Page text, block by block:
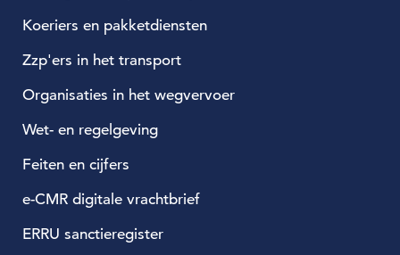
Koeriers en pakketdiensten
Zzp'ers in het transport
Organisaties in het wegvervoer
Wet- en regelgeving
Feiten en cijfers
e-CMR digitale vrachtbrief
ERRU sanctieregister